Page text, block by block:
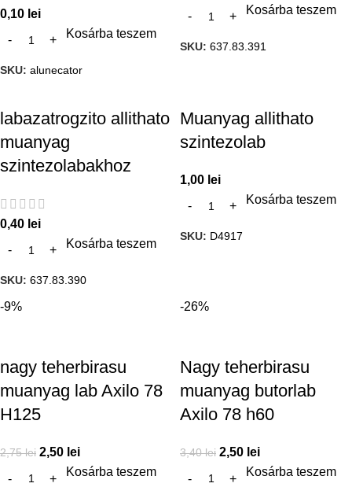
0,10 lei
Kosárba teszem
SKU: alunecator
Kosárba teszem
SKU: 637.83.391
labazatrogzito allithato
muanyag
szintezolabakhoz
0,40 lei
Kosárba teszem
SKU: 637.83.390
Muanyag allithato
szintezolab
1,00 lei
Kosárba teszem
SKU: D4917
-9%
nagy teherbirasu
muanyag lab Axilo 78
H125
2,75lei 2,50 lei
Kosárba teszem
-26%
Nagy teherbirasu
muanyag butorlab
Axilo 78 h60
3,40lei 2,50 lei
Kosárba teszem